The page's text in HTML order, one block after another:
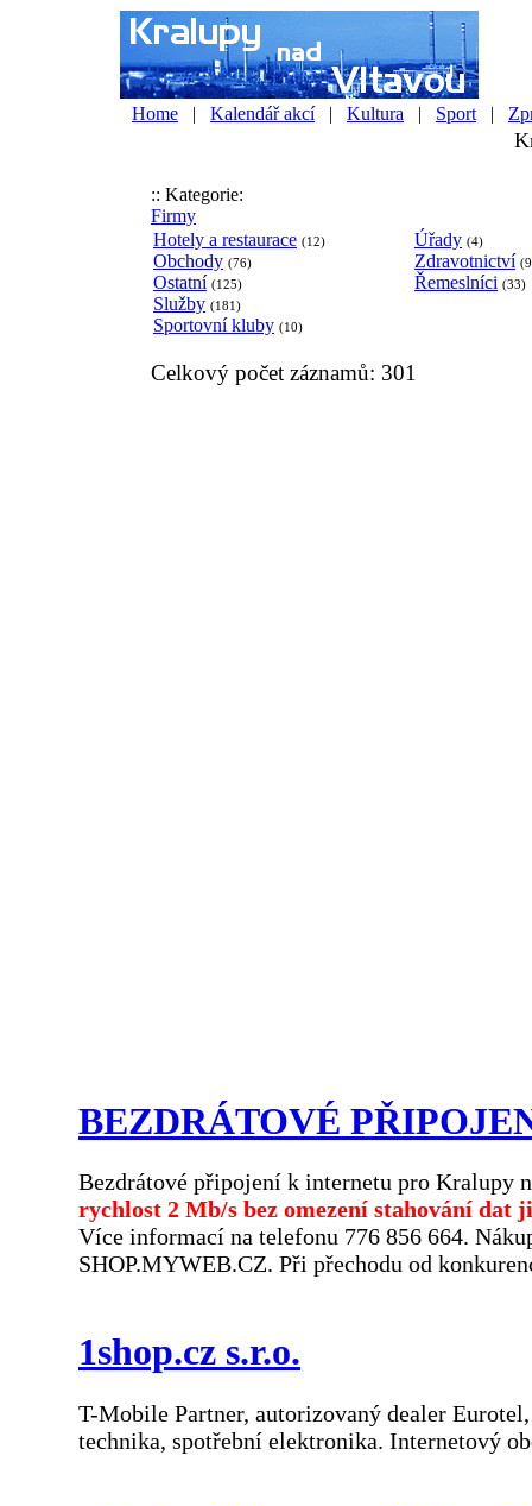
Home | Kalendář akcí| Kultura | Sport |
:: Kategorie:
Firmy
Hotely a restaurace (12)
Obchody (76)
Ostatní (125)
Služby (181)
Sportovní kluby (10)
Úřady (4)
Zdravotnictví
Řemeslníci (33)
Celkový počet záznamů: 301
BEZDRÁTOVÉ
Bezdrátové připojení k internetu pro Kralupy
rychlost 2 Mb/s bez omezení stahování dat
Více informací na telefonu 776 856 664.
SHOP.MYWEB.CZ. Při přechodu od
1shop.cz s.r.o.
T-Mobile Partner, autorizovaný dealer
technika, spotřební elektronika. Internetový